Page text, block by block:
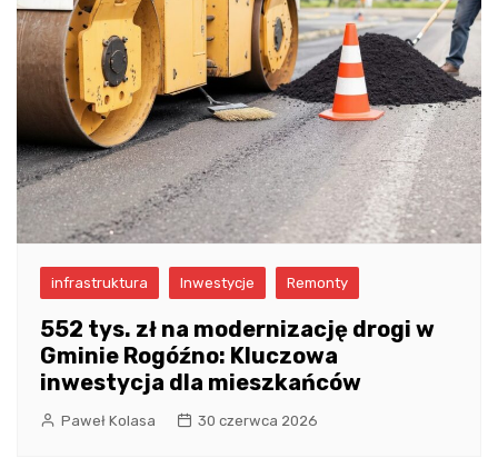
infrastruktura Inwestycje Remonty
552 tys. zł na modernizację drogi w
Gminie Rogóźno: Kluczowa
inwestycja dla mieszkańców
Paweł Kolasa 30 czerwca 2026